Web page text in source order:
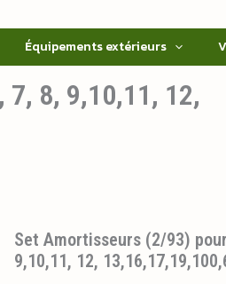
Équipements extérieurs
8, 9,10,11, 12,
Set Amortisseurs (2/93)
9,10,11, 12,